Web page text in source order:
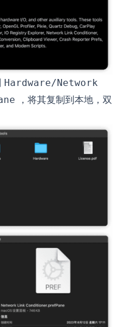
Hardware/Network
，将其复制到本地，双